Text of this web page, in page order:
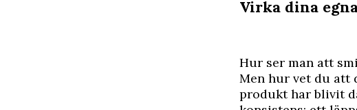
Virka dina
Hur ser man att
Men hur vet du att
produkt har blivit